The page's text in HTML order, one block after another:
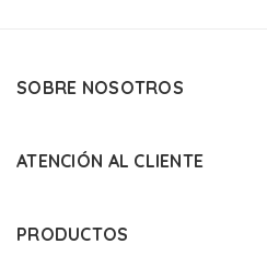
SOBRE NOSOTROS
ATENCIÓN AL CLIENTE
PRODUCTOS